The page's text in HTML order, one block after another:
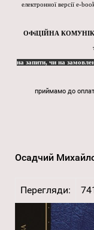
електронної версії e-
ОФіЦІЙНА
на запити, чи на
приймамо до
Осадчий
Перегляди: